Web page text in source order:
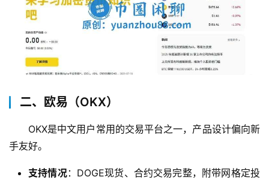
二、欧易（OKX）
OKX是中文用户常用的交易平台之一，产品设计偏向新
手友好。
支持情况：DOGE现货、合约交易完整，附带网格定投